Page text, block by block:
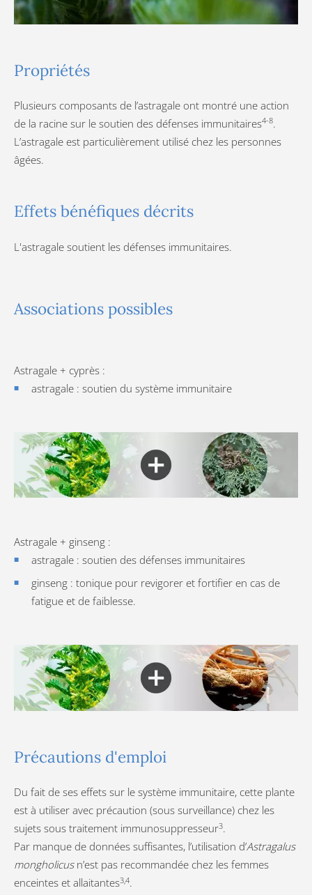
Propriétés
Plusieurs composants de l’astragale ont montré une action
de la racine sur le soutien des défenses immunitaires4-8.
L’astragale est particulièrement utilisé chez les personnes
âgées.
Effets bénéfiques décrits
L'astragale soutient les défenses immunitaires.
Associations possibles
Astragale + cyprès :
astragale : soutien du système immunitaire
Astragale + ginseng :
astragale : soutien des défenses immunitaires
ginseng : tonique pour revigorer et fortifier en cas de
fatigue et de faiblesse.
Précautions d'emploi
Du fait de ses effets sur le système immunitaire, cette plante
est à utiliser avec précaution (sous surveillance) chez les
sujets sous traitement immunosuppresseur3.
Par manque de données suffisantes, l’utilisation d’Astragalus
mongholicusn’est pas recommandée chez les femmes
enceintes et allaitantes3,4.